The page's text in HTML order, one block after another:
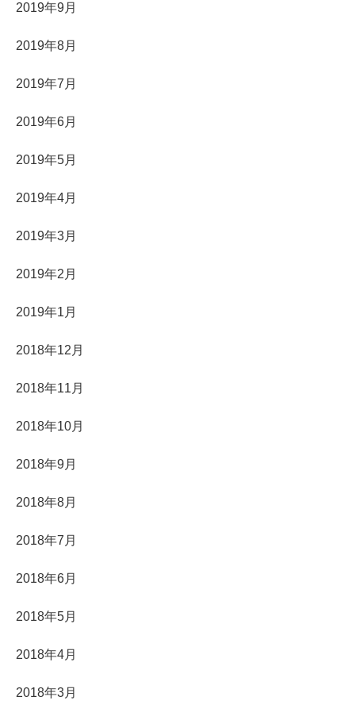
2019年9月
2019年8月
2019年7月
2019年6月
2019年5月
2019年4月
2019年3月
2019年2月
2019年1月
2018年12月
2018年11月
2018年10月
2018年9月
2018年8月
2018年7月
2018年6月
2018年5月
2018年4月
2018年3月